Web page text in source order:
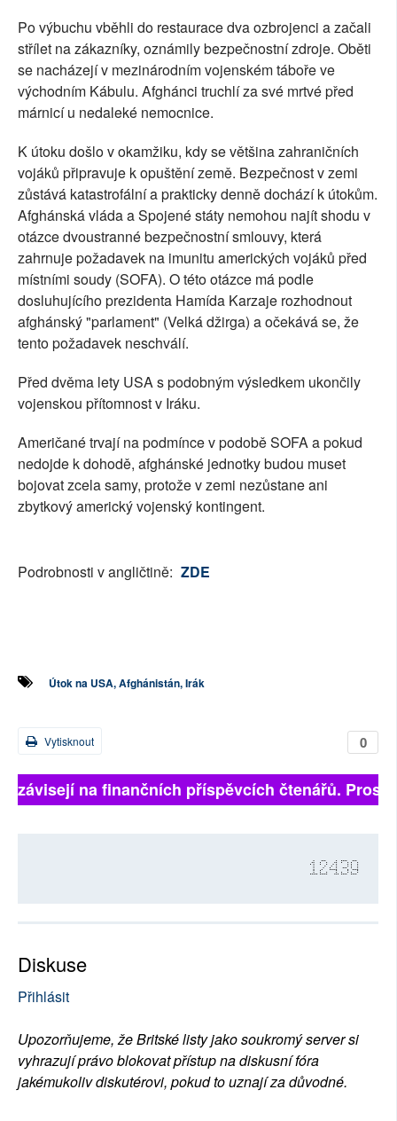
Po výbuchu vběhli do restaurace dva ozbrojenci a začali
střílet na zákazníky, oznámily bezpečnostní zdroje. Oběti
se nacházejí v mezinárodním vojenském táboře ve
východním Kábulu. Afghánci truchlí za své mrtvé před
márnicí u nedaleké nemocnice.
K útoku došlo v okamžiku, kdy se většina zahraničních
vojáků připravuje k opuštění země. Bezpečnost v zemi
zůstává katastrofální a prakticky denně dochází k útokům.
Afghánská vláda a Spojené státy nemohou najít shodu v
otázce dvoustranné bezpečnostní smlouvy, která
zahrnuje požadavek na imunitu amerických vojáků před
místními soudy (SOFA). O této otázce má podle
dosluhujícího prezidenta Hamída Karzaje rozhodnout
afghánský "parlament" (Velká džirga) a očekává se, že
tento požadavek neschválí.
Před dvěma lety USA s podobným výsledkem ukončily
vojenskou přítomnost v Iráku.
Američané trvají na podmínce v podobě SOFA a pokud
nedojde k dohodě, afghánské jednotky budou muset
bojovat zcela samy, protože v zemi nezůstane ani
zbytkový americký vojenský kontingent.
Podrobnosti v angličtině: ZDE
Útok na USA, Afghánistán, Irák
0
Vytisknout
závisejí na finančních příspěvcích čtenářů.
12439
Diskuse
Přihlásit
Upozorňujeme, že Britské listy jako soukromý server si
vyhrazují právo blokovat přístup na diskusní fóra
jakémukoliv diskutérovi, pokud to uznají za důvodné.